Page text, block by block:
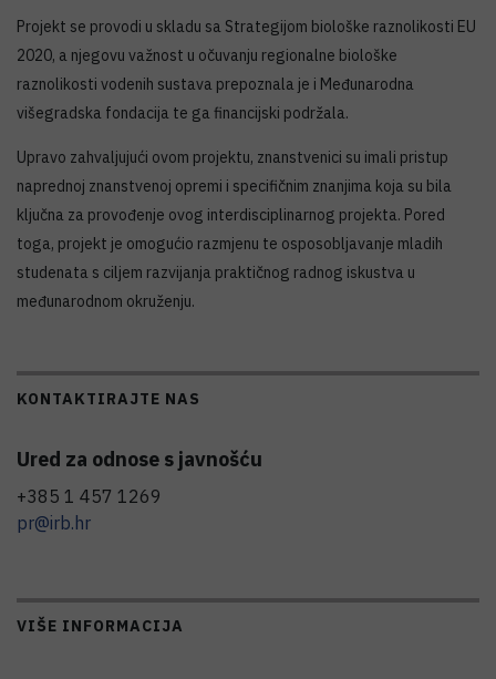
Projekt se provodi u skladu sa Strategijom biološke raznolikosti EU
2020, a njegovu važnost u očuvanju regionalne biološke
raznolikosti vodenih sustava prepoznala je i Međunarodna
višegradska fondacija te ga financijski podržala.
Upravo zahvaljujući ovom projektu, znanstvenici su imali pristup
naprednoj znanstvenoj opremi i specifičnim znanjima koja su bila
ključna za provođenje ovog interdisciplinarnog projekta. Pored
toga, projekt je omogućio razmjenu te osposobljavanje mladih
studenata s ciljem razvijanja praktičnog radnog iskustva u
međunarodnom okruženju.
KONTAKTIRAJTE NAS
Ured za odnose s javnošću
+385 1 457 1269
pr@irb.hr
VIŠE INFORMACIJA